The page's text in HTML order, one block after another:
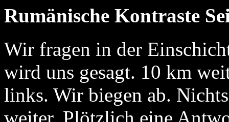
Rumänische Kontraste
Wir fragen in der
wird uns gesagt. 10 km
links. Wir biegen ab.